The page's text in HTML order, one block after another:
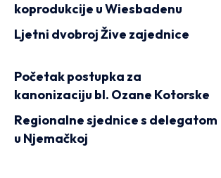
koprodukcije u Wiesbadenu
Ljetni dvobroj Žive zajednice
Početak postupka za
kanonizaciju bl. Ozane Kotorske
Regionalne sjednice s delegatom
u Njemačkoj